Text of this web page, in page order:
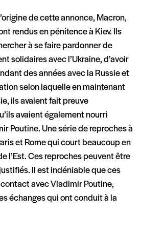
de cette annonce, Macron,
rendus en pénitence à Kiev. Ils
à se faire pardonner de
solidaires avec l’Ukraine, d’avoir
des années avec la Russie et
selon laquelle en maintenant
ils avaient fait preuve
avaient également nourri
Poutine. Une série de reproches à
et Rome qui court beaucoup en
l’Est. Ces reproches peuvent être
Il est indéniable que ces
avec Vladimir Poutine,
échanges qui ont conduit à la